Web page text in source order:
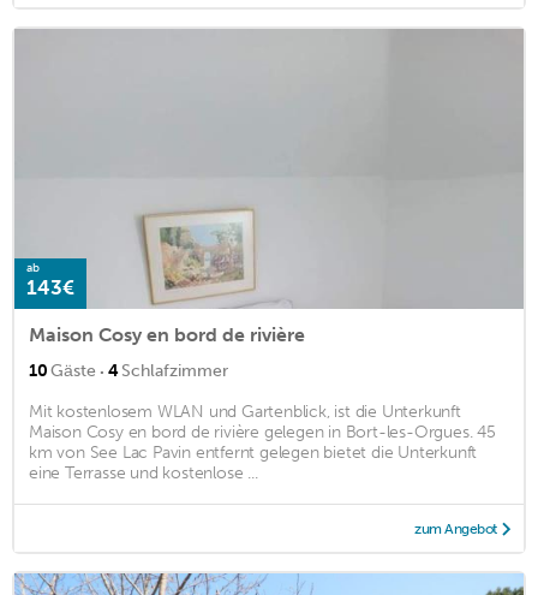
ab
143€
Maison Cosy en bord de rivière
10Gäste · 4Schlafzimmer
Mit kostenlosem WLAN und Gartenblick, ist die Unterkunft
Maison Cosy en bord de rivière gelegen in Bort-les-Orgues. 45
km von See Lac Pavin entfernt gelegen bietet die Unterkunft
eine Terrasse und kostenlose ...
zum Angebot